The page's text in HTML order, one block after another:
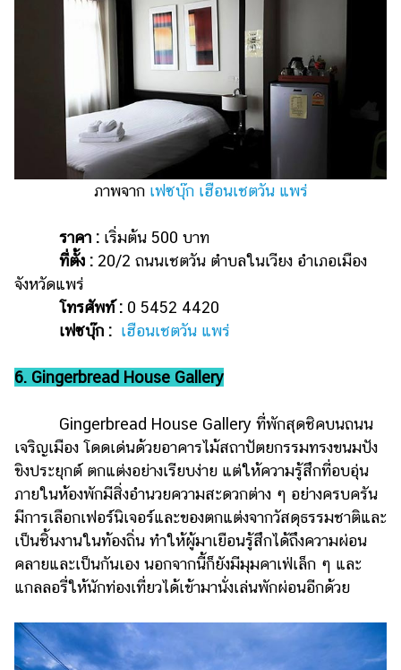
ภาพจาก เฟซบุ๊ก เฮือนเชตวัน แพร่
ราคา : เริ่มต้น 500 บาท
ที่ตั้ง : 20/2 ถนนเชตวัน ตำบลในเวียง อำเภอเมือง
จังหวัดแพร่
โทรศัพท์ : 0 5452 4420
เฟซบุ๊ก : เฮือนเชตวัน แพร่
6. Gingerbread House Gallery
Gingerbread House Gallery ที่พักสุดชิคบนถนน
เจริญเมือง โดดเด่นด้วยอาคารไม้สถาปัตยกรรมทรงขนมปัง
ขิงประยุกต์ ตกแต่งอย่างเรียบง่าย แต่ให้ความรู้สึกที่อบอุ่น
ภายในห้องพักมีสิ่งอำนวยความสะดวกต่าง ๆ อย่างครบครัน
มีการเลือกเฟอร์นิเจอร์และของตกแต่งจากวัสดุธรรมชาติและ
เป็นชิ้นงานในท้องถิ่น ทำให้ผู้มาเยือนรู้สึกได้ถึงความผ่อน
คลายและเป็นกันเอง นอกจากนี้ก็ยังมีมุมคาเฟ่เล็ก ๆ และ
แกลลอรี่ให้นักท่องเที่ยวได้เข้ามานั่งเล่นพักผ่อนอีกด้วย